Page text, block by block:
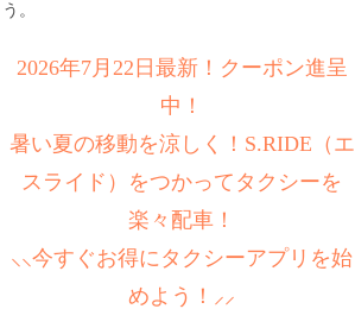
う。
2026年7月22日最新！クーポン進呈
中！
暑い夏の移動を涼しく！S.RIDE（エ
スライド）をつかってタクシーを
楽々配車！
⸜⸜今すぐお得にタクシーアプリを始
めよう！⸝⸝